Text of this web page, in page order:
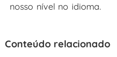
nosso nível no idioma.
Conteúdo relacionado